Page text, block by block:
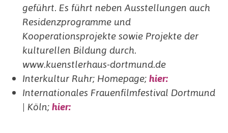
geführt. Es führt neben Ausstellungen auch
Residenzprogramme und
Kooperationsprojekte sowie Projekte der
kulturellen Bildung durch.
www.kuenstlerhaus-dortmund.de
Interkultur Ruhr; Homepage;hier:
Internationales Frauenfilmfestival Dortmund
| Köln;hier: